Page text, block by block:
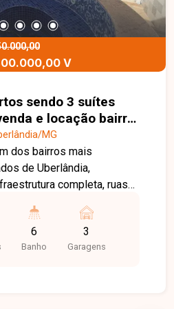
Uma excelente
em um apartamento
em uma das regiões
Entre em contato
V
sendo 3 suítes
e locação bairro
Uberlândia-MG
MG
dos bairros mais
de Uberlândia,
completa, ruas
principais avenidas da
próxima a supermercados,
farmácias, academias e
6
Banho
3
Garagens